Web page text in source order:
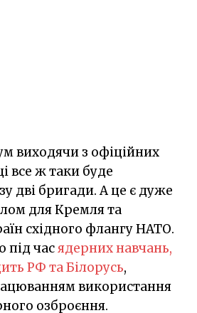
виходячи з офіційних
все ж таки буде
дві бригади. А це є дуже
для Кремля та
східного флангу НАТО.
під часядерних навчань,
РФ та Білорусь,
використання
озброєння.